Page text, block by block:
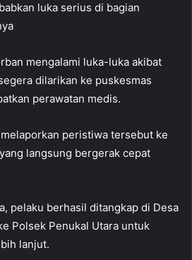
luka serius di bagian
mengalami luka-luka akibat
dilarikan ke puskesmas
perawatan medis.
peristiwa tersebut ke
langsung bergerak cepat
pelaku berhasil ditangkap di Desa
Polsek Penukal Utara untuk
lanjut.